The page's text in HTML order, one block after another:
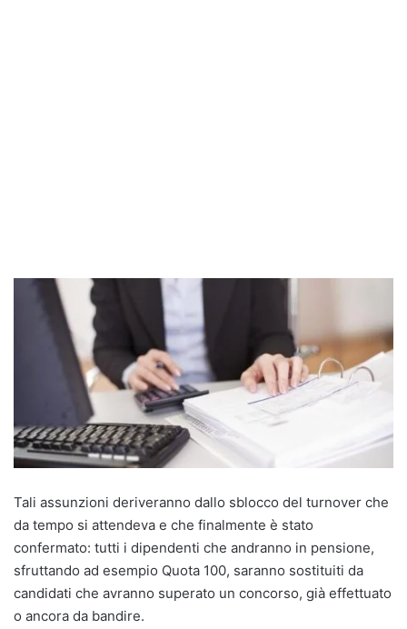
Tali assunzioni deriveranno dallo sblocco del turnover che
da tempo si attendeva e che finalmente è stato
confermato: tutti i dipendenti che andranno in pensione,
sfruttando ad esempio Quota 100, saranno sostituiti da
candidati che avranno superato un concorso, già effettuato
o ancora da bandire.